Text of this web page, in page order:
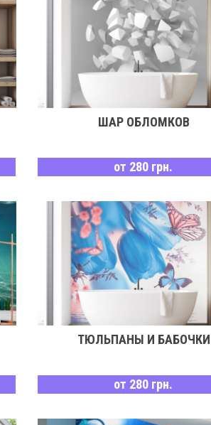
ШАР ОБЛОМКОВ
от 280 грн.
ТЮЛЬПАНЫ И БАБОЧКИ
от 280 грн.